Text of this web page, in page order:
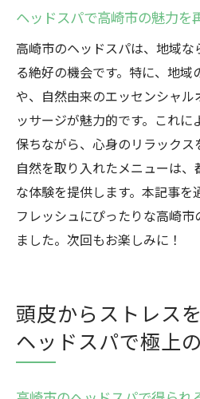
ヘッドスパで高崎市の
最高のリラックスを求め
を堪能する
高崎市で最高のリラ
ドスパ
高崎市のヘッドスパ
を開く
ヘッドスパで高崎市
最高のリラックスを
ドスパ
ドスパ
高崎市で受ける優雅なヘ
ヘッドスパで高崎市の魅力を
高崎市のヘッドスパは、地域
る絶好の機会です。特に、地
や、自然由来のエッセンシャ
ッサージが魅力的です。これに
保ちながら、心身のリラックス
自然を取り入れたメニューは
な体験を提供します。本記事を
フレッシュにぴったりな高崎
ました。次回もお楽しみに！
頭皮からストレス
ヘッドスパで極上